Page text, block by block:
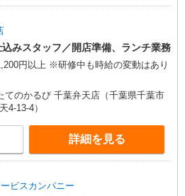
みスタッフ／開店準備、ランチ業務
円以上 ※研修中も時給の変動はあり
てのかるび 千葉弁天店（千葉県千葉市
4-13-4）
詳細を見る
ビスカンパニー